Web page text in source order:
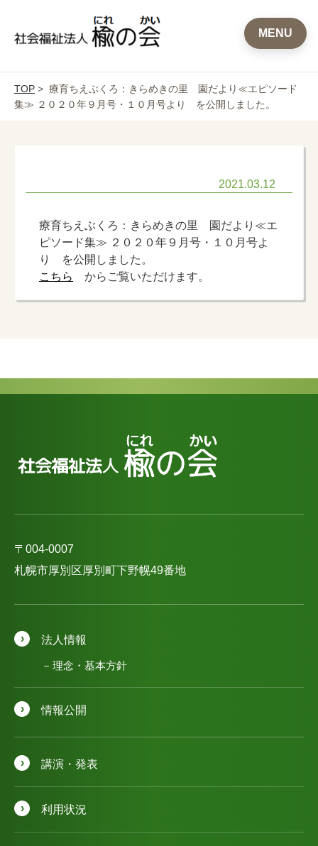
MENU
TOP > 療育ちえぶくろ：きらめきの里 園だより≪エピソード
集≫ ２０２０年９月号・１０月号より を公開しました。
2021.03.12
療育ちえぶくろ：きらめきの里 園だより≪エ
ピソード集≫ ２０２０年９月号・１０月号よ
り を公開しました。
こちら
からご覧いただけます。
〒004-0007
札幌市厚別区厚別町下野幌49番地
法人情報
理念・基本方針
情報公開
講演・発表
利用状況